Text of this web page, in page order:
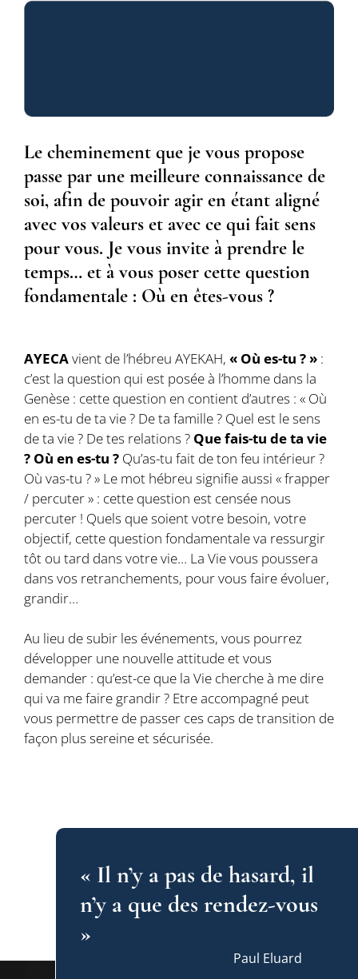
Le cheminement que je vous propose
passe par une meilleure connaissance de
soi, afin de pouvoir agir en étant aligné
avec vos valeurs et avec ce qui fait sens
pour vous. Je vous invite à prendre le
temps… et à vous poser cette question
fondamentale : Où en êtes-vous ?
AYECAvient de l’hébreu AYEKAH, « Où es-tu ? » :
c’est la question qui est posée à l’homme dans la
Genèse : cette question en contient d’autres : « Où
en es-tu de ta vie ? De ta famille ? Quel est le sens
de ta vie ? De tes relations ? Que fais-tu de ta vie
? Où en es-tu ? Qu’as-tu fait de ton feu intérieur ?
Où vas-tu ? » Le mot hébreu signifie aussi « frapper
/ percuter » : cette question est censée nous
percuter ! Quels que soient votre besoin, votre
objectif, cette question fondamentale va ressurgir
tôt ou tard dans votre vie… La Vie vous poussera
dans vos retranchements, pour vous faire évoluer,
grandir…
Au lieu de subir les événements, vous pourrez
développer une nouvelle attitude et vous
demander : qu’est-ce que la Vie cherche à me dire
qui va me faire grandir ? Etre accompagné peut
vous permettre de passer ces caps de transition de
façon plus sereine et sécurisée.
« Il n’y a pas de hasard, il
n’y a que des rendez-vous
»
Paul Eluard